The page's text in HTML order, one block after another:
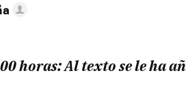
horas: Al texto se le ha